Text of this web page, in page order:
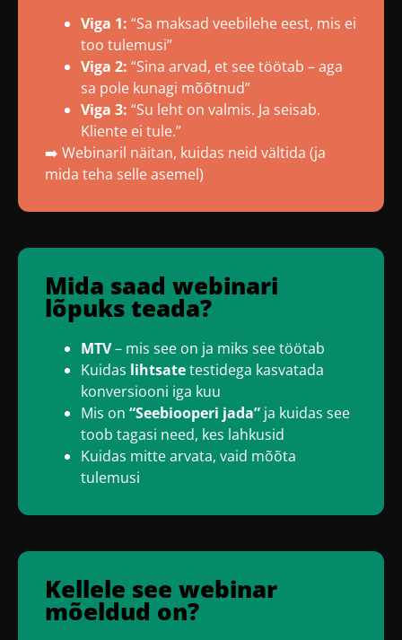
Viga 1: “Sa maksad veebilehe eest, mis ei
too tulemusi”
Viga 2: “Sina arvad, et see töötab – aga
sa pole kunagi mõõtnud”
Viga 3: “Su leht on valmis. Ja seisab.
Kliente ei tule.”
➡️ Webinaril näitan, kuidas neid vältida (ja
mida teha selle asemel)
Mida saad webinari
lõpuks teada?
MTV– mis see on ja miks see töötab
Kuidas lihtsatetestidega kasvatada
konversiooni iga kuu
Mis on “Seebiooperi jada” ja kuidas see
toob tagasi need, kes lahkusid
Kuidas mitte arvata, vaid mõõta
tulemusi
Kellele see webinar
mõeldud on?